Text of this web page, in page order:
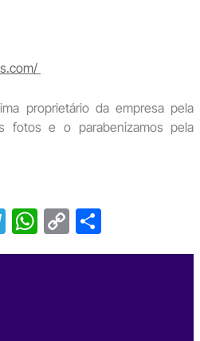
proprietário da empresa pela
fotos e o parabenizamos pela
T
el
W
h
C
o
S
h